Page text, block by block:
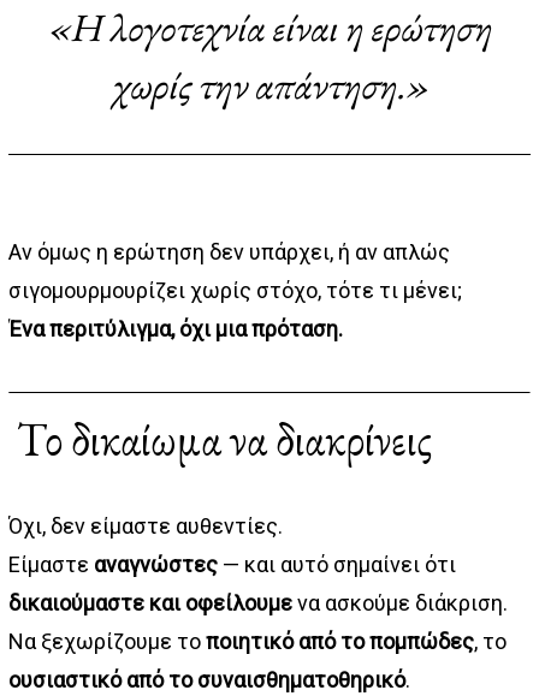
«Η λογοτεχνία είναι η ερώτηση
χωρίς την απάντηση.»
Αν όμως η ερώτηση δεν υπάρχει, ή αν απλώς
σιγομουρμουρίζει χωρίς στόχο, τότε τι μένει;
Ένα περιτύλιγμα, όχι μια πρόταση.
Το δικαίωμα να διακρίνεις
Όχι, δεν είμαστε αυθεντίες.
Είμαστε αναγνώστες— και αυτό σημαίνει ότι
δικαιούμαστε και οφείλουμενα ασκούμε διάκριση.
Να ξεχωρίζουμε τοποιητικό από το πομπώδες, το
ουσιαστικό από το συναισθηματοθηρικό.